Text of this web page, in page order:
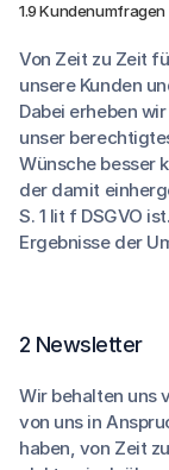
1.9 Kundenumfragen
Von Zeit zu Zeit
unsere Kunden
Dabei erheben
unser
Wünsche besser
der damit
S. 1 lit f DSGVO
Ergebnisse der
2 Newsletter
Wir behalten uns
von uns in
haben, von Zeit